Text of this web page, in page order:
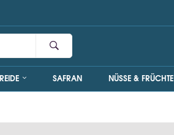
SAFRAN NÜSSE & FRÜCHTE